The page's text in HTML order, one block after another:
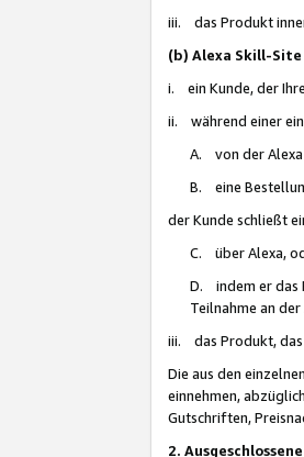
iii. das Produkt
(b) Alexa Skill-
i. ein Kunde, der
ii. während einer
A. von der Alexa
B. eine
der Kunde schließt
C. über Alexa,
D. indem er das
Teilnahme an
iii. das Produkt, das
Die aus den
einnehmen,
Gutschriften,
2.